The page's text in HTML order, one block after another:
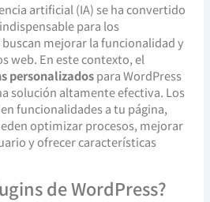
artificial (IA) se ha convertido
para los
mejorar la funcionalidad y
web. En este contexto, el
personalizadospara WordPress
solución altamente efectiva. Los
funcionalidades a tu página,
optimizar procesos, mejorar
y ofrecer características
de WordPress?